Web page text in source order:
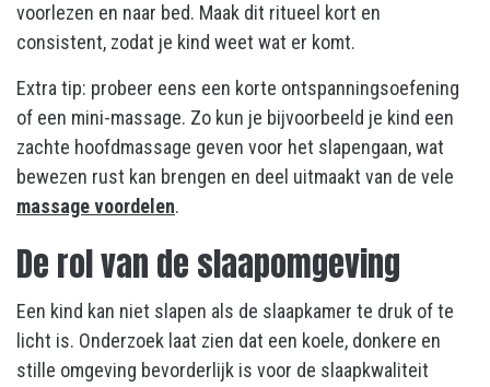
voorlezen en naar bed. Maak dit ritueel kort en
consistent, zodat je kind weet wat er komt.
Extra tip: probeer eens een korte ontspanningsoefening
of een mini-massage. Zo kun je bijvoorbeeld je kind een
zachte hoofdmassage geven voor het slapengaan, wat
bewezen rust kan brengen en deel uitmaakt van de vele
massage voordelen.
De rol van de slaapomgeving
Een kind kan niet slapen als de slaapkamer te druk of te
licht is. Onderzoek laat zien dat een koele, donkere en
stille omgeving bevorderlijk is voor de slaapkwaliteit